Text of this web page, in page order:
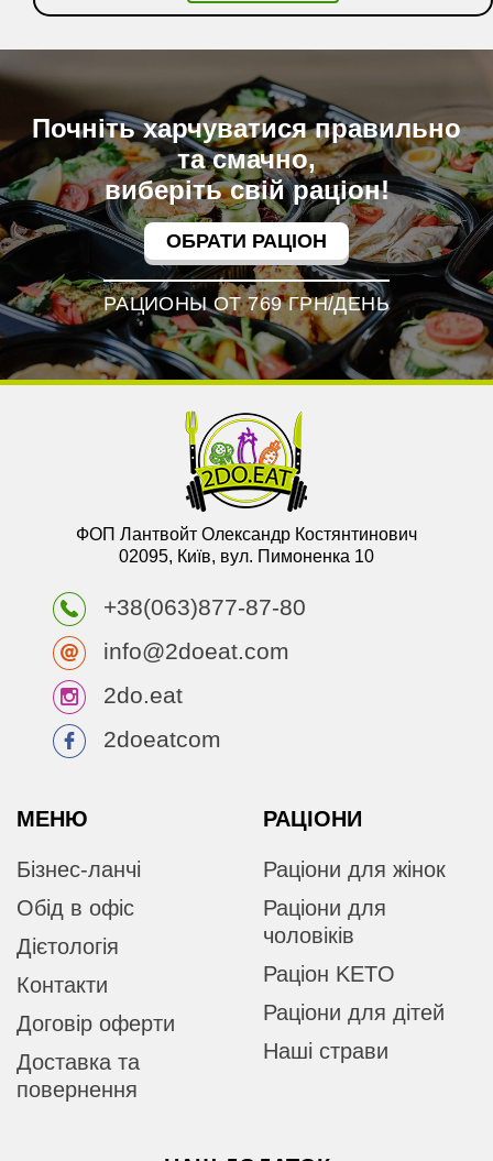
Почніть харчуватися правильно
та смачно,
виберіть свій раціон!
ОБРАТИ РАЦІОН
РАЦИОНЫ ОТ 769 ГРН/ДЕНЬ
ФОП Лантвойт Олександр Костянтинович
02095, Київ, вул. Пимоненка 10
+38(063)877-87-80
info@2doeat.com
2do.eat
2doeatcom
МЕНЮ
Бізнес-ланчі
Обід в офіс
Дієтологія
Контакти
Договір оферти
Доставка та
повернення
РАЦІОНИ
Раціони для жінок
Раціони для
чоловіків
Раціон KETO
Раціони для дітей
Наші страви